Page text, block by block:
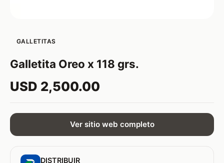
GALLETITAS
Galletita Oreo x 118 grs.
USD 2,500.00
Ver sitio web completo
DISTRIBUIR